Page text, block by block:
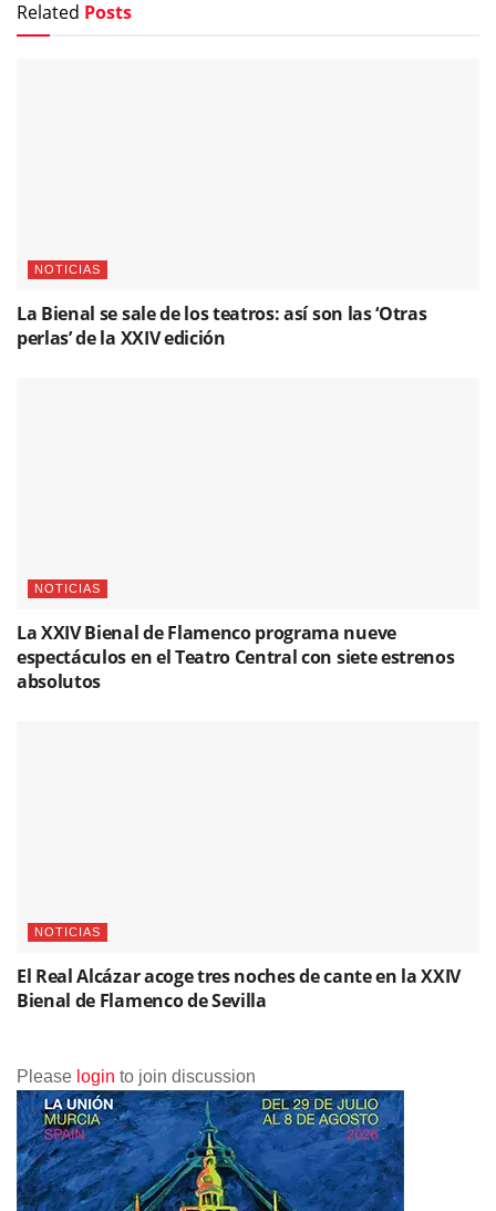
Related Posts
NOTICIAS
La Bienal se sale de los teatros: así son las ‘Otras
perlas’ de la XXIV edición
NOTICIAS
La XXIV Bienal de Flamenco programa nueve
espectáculos en el Teatro Central con siete estrenos
absolutos
NOTICIAS
El Real Alcázar acoge tres noches de cante en la XXIV
Bienal de Flamenco de Sevilla
Please login to join discussion